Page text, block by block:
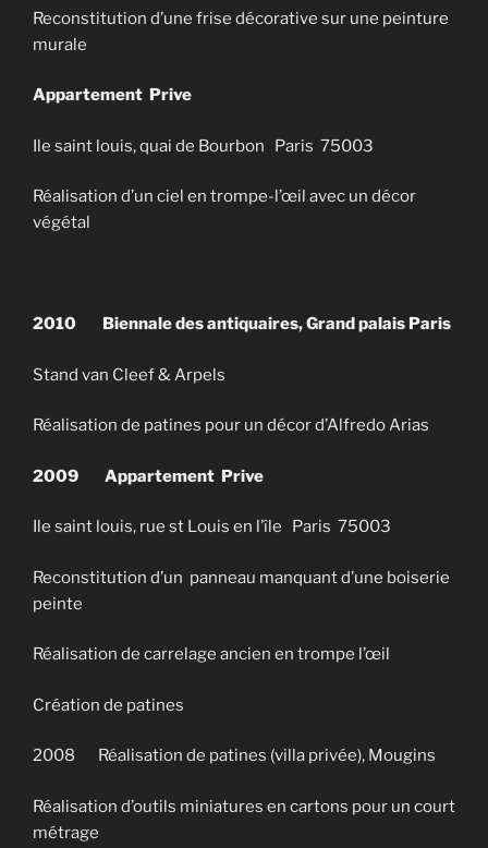
Reconstitution d’une frise décorative sur une peinture
murale
Appartement Prive
Ile saint louis, quai de Bourbon Paris 75003
Réalisation d’un ciel en trompe-l’œil avec un décor
végétal
2010 Biennale des antiquaires, Grand palais Paris
Stand van Cleef & Arpels
Réalisation de patines pour un décor d’Alfredo Arias
2009 Appartement Prive
Ile saint louis, rue st Louis en l’île Paris 75003
Reconstitution d’un panneau manquant d’une boiserie
peinte
Réalisation de carrelage ancien en trompe l’œil
Création de patines
2008 Réalisation de patines (villa privée), Mougins
Réalisation d’outils miniatures en cartons pour un court
métrage